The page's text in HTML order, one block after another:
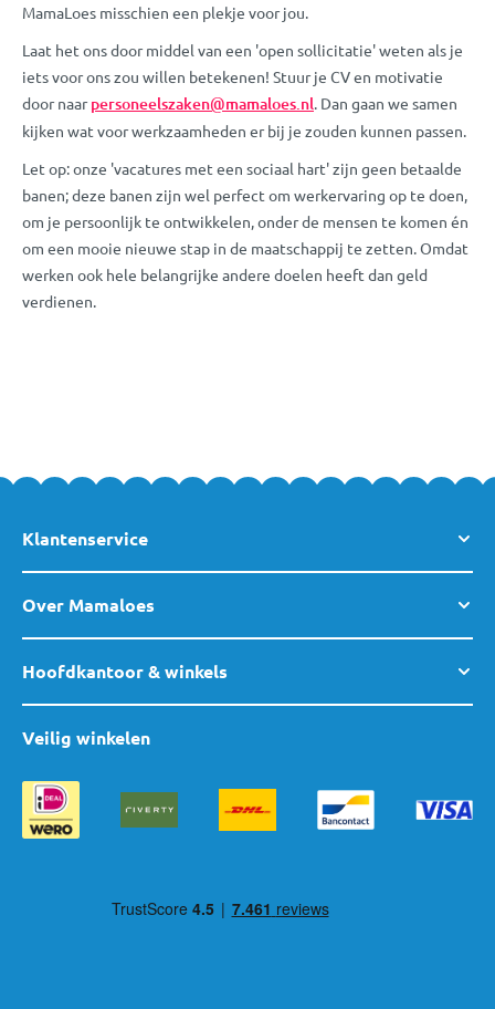
MamaLoes misschien een plekje voor jou.
Laat het ons door middel van een 'open sollicitatie' weten als je
iets voor ons zou willen betekenen! Stuur je CV en motivatie
door naarpersoneelszaken@mamaloes.nl. Dan gaan we samen
kijken wat voor werkzaamheden er bij je zouden kunnen passen.
Let op: onze 'vacatures met een sociaal hart' zijn geen betaalde
banen; deze banen zijn wel perfect om werkervaring op te doen,
om je persoonlijk te ontwikkelen, onder de mensen te komen én
om een mooie nieuwe stap in de maatschappij te zetten. Omdat
werken ook hele belangrijke andere doelen heeft dan geld
verdienen.
Klantenservice
Over Mamaloes
Hoofdkantoor & winkels
Veilig winkelen